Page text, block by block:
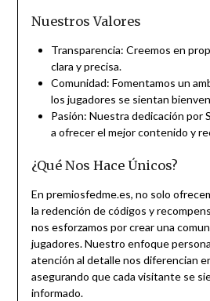
Nuestros Valores
Transparencia: Creemos en
clara y precisa.
Comunidad: Fomentamos un
los jugadores se sientan
Pasión: Nuestra dedicación por
a ofrecer el mejor contenido y
¿Qué Nos Hace Únicos?
En premiosfedme.es, no solo
la redención de códigos y
nos esforzamos por crear una
jugadores. Nuestro enfoque
atención al detalle nos diferencian
asegurando que cada visitante se
informado.